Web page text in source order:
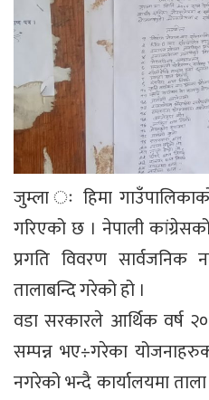
जुम्ला ः हिमा
गरिएको छ । नेपाली
प्रगति विवरण सार्वजनिक
तालाबन्दि गरेको हो ।
वडा सरकारले आर्थिक वर्ष
सम्पन्न भए÷गरेका
नगरेको भन्दै कार्यालयमा